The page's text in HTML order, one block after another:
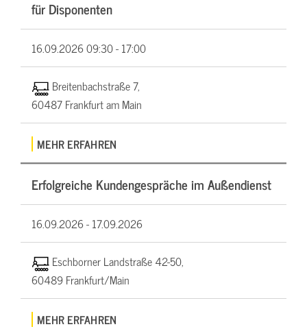
für Disponenten
16.09.202609:30 - 17:00
Breitenbachstraße 7,
60487 Frankfurt am Main
MEHR ERFAHREN
Erfolgreiche Kundengespräche im Außendienst
16.09.2026 -17.09.2026
Eschborner Landstraße 42-50,
60489 Frankfurt/Main
MEHR ERFAHREN